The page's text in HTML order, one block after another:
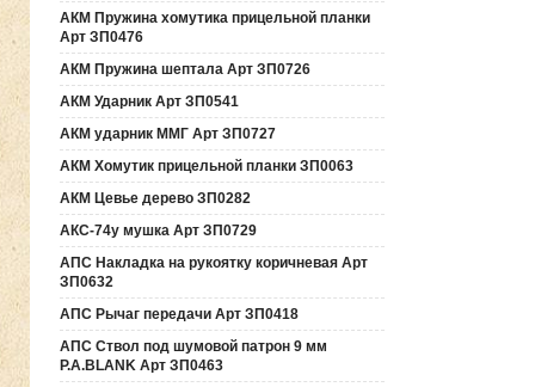
АКМ Пружина хомутика прицельной планки
Арт ЗП0476
АКМ Пружина шептала Арт ЗП0726
АКМ Ударник Арт ЗП0541
АКМ ударник ММГ Арт ЗП0727
АКМ Хомутик прицельной планки ЗП0063
АКМ Цевье дерево ЗП0282
АКС-74у мушка Арт ЗП0729
АПС Накладка на рукоятку коричневая Арт
ЗП0632
АПС Рычаг передачи Арт ЗП0418
АПС Ствол под шумовой патрон 9 мм
P.A.BLANK Арт ЗП0463